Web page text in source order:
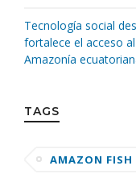
Tecnología social
fortalece el acceso
Amazonía
TAGS
AMAZON FISH